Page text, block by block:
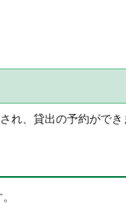
れ、貸出の予約ができ